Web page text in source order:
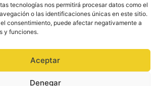
tecnologías nos permitirá procesar datos como el
o las identificaciones únicas en este sitio.
consentimiento, puede afectar negativamente a
y funciones.
Aceptar
Denegar
(Catalán) Español